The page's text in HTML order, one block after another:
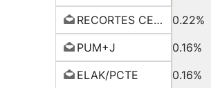
RECORTES CERO-GV
0.22%
PUM+J
0.16%
ELAK/PCTE
0.16%